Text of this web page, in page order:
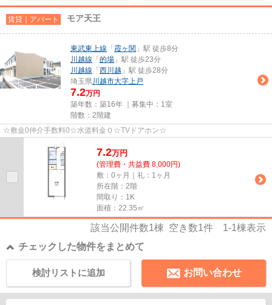
賃貸｜アパート モア天王
東武東上線 「 霞ヶ関 」駅 徒歩8分
川越線 「 的場 」駅 徒歩23分
川越線 「 西川越 」駅 徒歩28分
埼玉県川越市大字上戸
7.2万円
築年数：築16年 ｜募集中： 1室
階数：2階建
☆敷金0仲介手数料0☆水道料金０☆TVドアホン☆
7.2万円
(管理費・共益費 8,000円)
敷：0ヶ月｜礼：1ヶ月
所在階：2階
間取り：1K
面積：22.35㎡
該当公開件数1棟 空き数1件 1-1棟表示
チェックした物件をまとめて
お問い合わせ
検討リストに追加